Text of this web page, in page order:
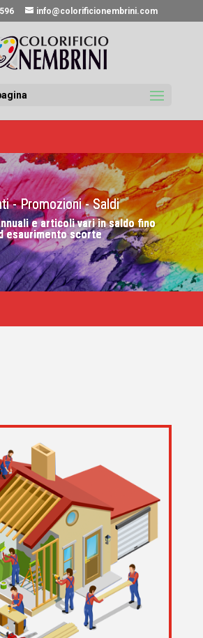
info@colorificionembrini.com
- Promozioni - Saldi
e articoli vari in saldo fino
esaurimento scorte